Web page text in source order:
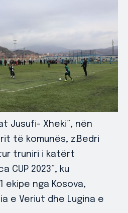
Jusufi- Xheki”, nën
të komunës, z.Bedri
truniri i katërt
CUP 2023”, ku
ekipe nga Kosova,
e Veriut dhe Lugina e